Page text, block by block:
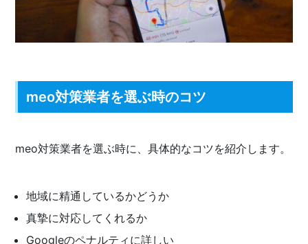
meo対策業者を選ぶ時のコツ
meo対策業者を選ぶ時に、具体的なコツを紹介します。
地域に精通しているかどうか
真摯に対応してくれるか
Googleのペナルティに詳しい